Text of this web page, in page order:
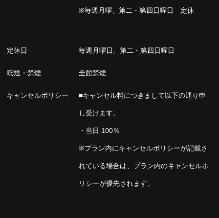
※毎週月曜、第二・第四日曜日 定休
定休日 毎週月曜日、第二・第四日曜日
喫煙・禁煙 全館禁煙
キャンセルポリシー ■キャンセル料につきまして以下の通り申
し受けます。
・当日 100％
※プラン内にキャンセルポリシーが記載さ
れている場合は、プラン内のキャンセルポ
リシーが優先されます。